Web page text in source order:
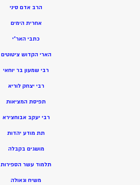
הרב אדם סיני
אחרית הימים
כתבי האר”י
הארי הקדוש ציטוטים
רבי שמעון בר יוחאי
רבי יצחק לוריא
תפיסת המציאות
רבי יעקב אבוחצירא
תת מודע יהדות
מושגים בקבלה
תלמוד עשר הספירות
משיח וגאולה